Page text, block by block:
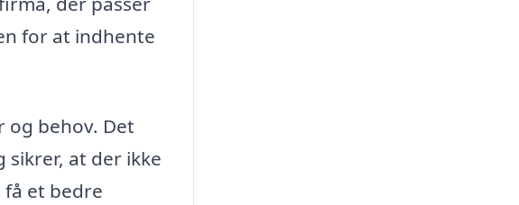
for at indhente
og behov. Det
at der ikke
et bedre